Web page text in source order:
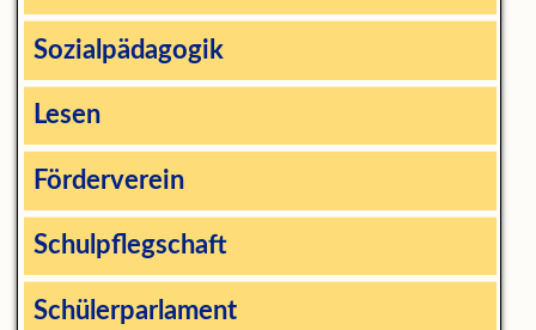
Sozialpädagogik
Lesen
Förderverein
Schulpflegschaft
Schülerparlament